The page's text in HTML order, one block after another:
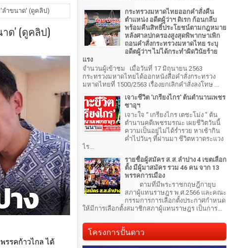
ลำขนาด' (ดูคลิป)
ด' (ดูคลิป)
รรคก้าวไกล ได้
กระทรวงมหาดไทยออกคำสั่งคืน
ตำแหน่ง อดีตผู้ว่าฯ ดิเรก ก้อนกลีบ
พร้อมคืนสิทธิ์ประโยชน์ตามกฎหมาย
หลังศาลปกครองสูงสุดพิพากษาเพิก
ถอนคำสั่งกระทรวงมหาดไทย ระบุ
อดีตผู้ว่าฯ ไม่ได้กระทำผิดวินัยร้าย
แรง
จำนวนผู้เข้าชม เมื่อวันที่ 17 มิถุนายน 2563
กระทรวงมหาดไทยได้ออกหนังสือคำสั่งกระทรวง
มหาดไทยที่ 1500/2563 เรื่องยกเลิกคำสั่งลงโทษ ...
เจาะชีวิต 'เกรียงไกร' ต้นตำนานเพชร
ซาอุฯ
เจาะใจ “ เกรียงไกร เตชะโม่ง ” ต้น
ตำนานคดีเพชรมรณะ เผยชีวิตวันนี้
ความเป็นอยู่ไม่ได้ร่ำรวย หาเช้ากิน
ค่ำไปวันๆ ที่ผ่านมา ชีวิตหวาดระแวง
ไร...
รายชื่อผู้สมัคร ส.ส.ลำปาง 4 เขตเลือก
ตั้ง มีผู้มาสมัคร รวม 46 คน จาก 13
พรรคการเมือง
ตามที่มีพระราชกฤษฎีกายุบ
สภาผู้แทนราษฎร พ.ศ.2566 และคณะ
กรรมการการเลือกตั้งประกาศกำหนด
ให้มีการเลือกตั้งสมาชิกสภาผู้แทนราษฎร เป็นการ...
โครงการปั้นดาว